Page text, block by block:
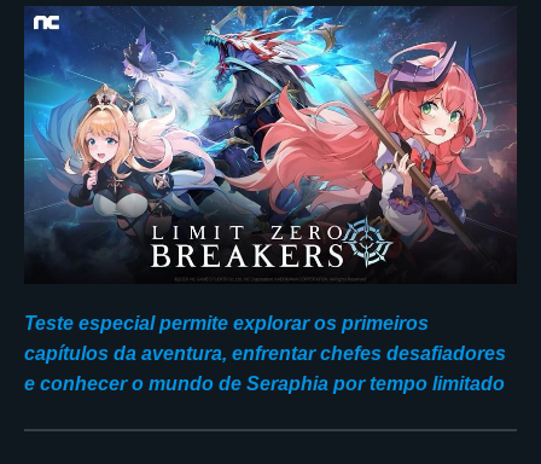
Teste especial permite explorar os primeiros
capítulos da aventura, enfrentar chefes desafiadores
e conhecer o mundo de Seraphia por tempo limitado